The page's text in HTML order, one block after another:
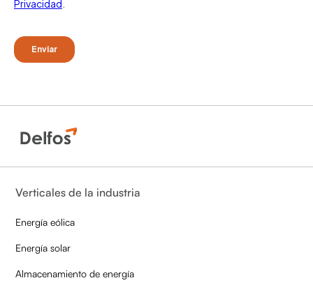
Verticales de la industria
Energía eólica
Energía solar
Almacenamiento de energía